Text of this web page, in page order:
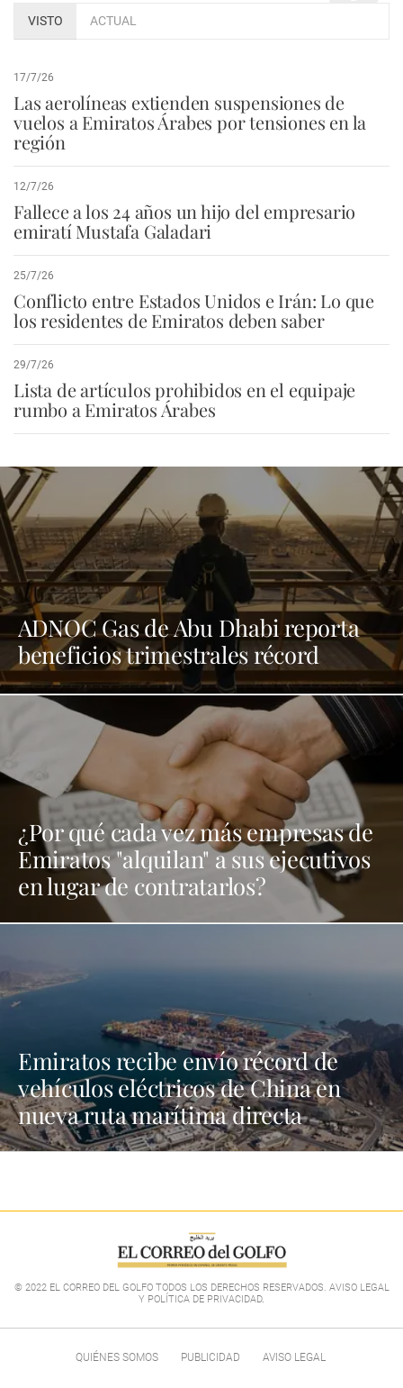
VISTO ACTUAL
17/7/26
Las aerolíneas extienden suspensiones de
vuelos a Emiratos Árabes por tensiones en la
región
12/7/26
Fallece a los 24 años un hijo del empresario
emiratí Mustafa Galadari
25/7/26
Conflicto entre Estados Unidos e Irán: Lo que
los residentes de Emiratos deben saber
29/7/26
Lista de artículos prohibidos en el equipaje
rumbo a Emiratos Árabes
ADNOC Gas de Abu Dhabi reporta
beneficios trimestrales récord
¿Por qué cada vez más empresas de
Emiratos "alquilan" a sus ejecutivos
en lugar de contratarlos?
Emiratos recibe envío récord de
vehículos eléctricos de China en
nueva ruta marítima directa
© 2022 EL CORREO DEL GOLFO TODOS LOS DERECHOS RESERVADOS. AVISO LEGAL
Y POLÍTICA DE PRIVACIDAD.
QUIÉNES SOMOS PUBLICIDAD AVISO LEGAL